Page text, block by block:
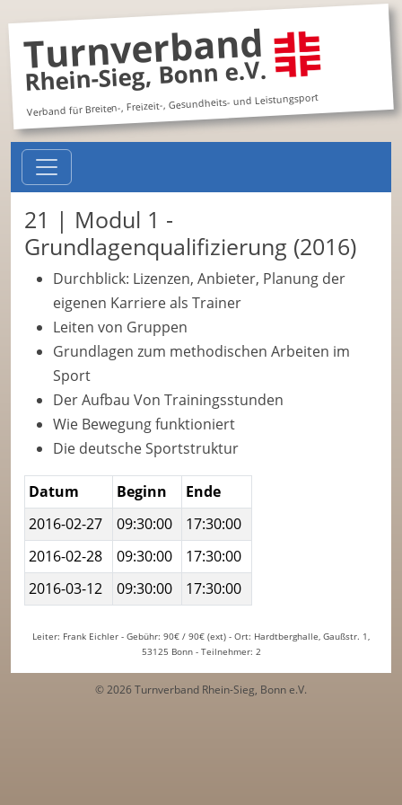
Turnverband
Rhein-Sieg, Bonn e.V.
Verband für Breiten-, Freizeit-, Gesundheits- und Leistungsport
21 | Modul 1 -
Grundlagenqualifizierung (2016)
Durchblick: Lizenzen, Anbieter, Planung der
eigenen Karriere als Trainer
Leiten von Gruppen
Grundlagen zum methodischen Arbeiten im
Sport
Der Aufbau Von Trainingsstunden
Wie Bewegung funktioniert
Die deutsche Sportstruktur
Datum Beginn
Ende
2016-02-27
09:30:00
17:30:00
2016-02-28
09:30:00
17:30:00
2016-03-12
09:30:00 17:30:00
Leiter: Frank Eichler - Gebühr: 90€ / 90€ (ext) - Ort: Hardtberghalle, Gaußstr. 1,
53125 Bonn - Teilnehmer: 2
© 2026 Turnverband Rhein-Sieg, Bonn e.V.